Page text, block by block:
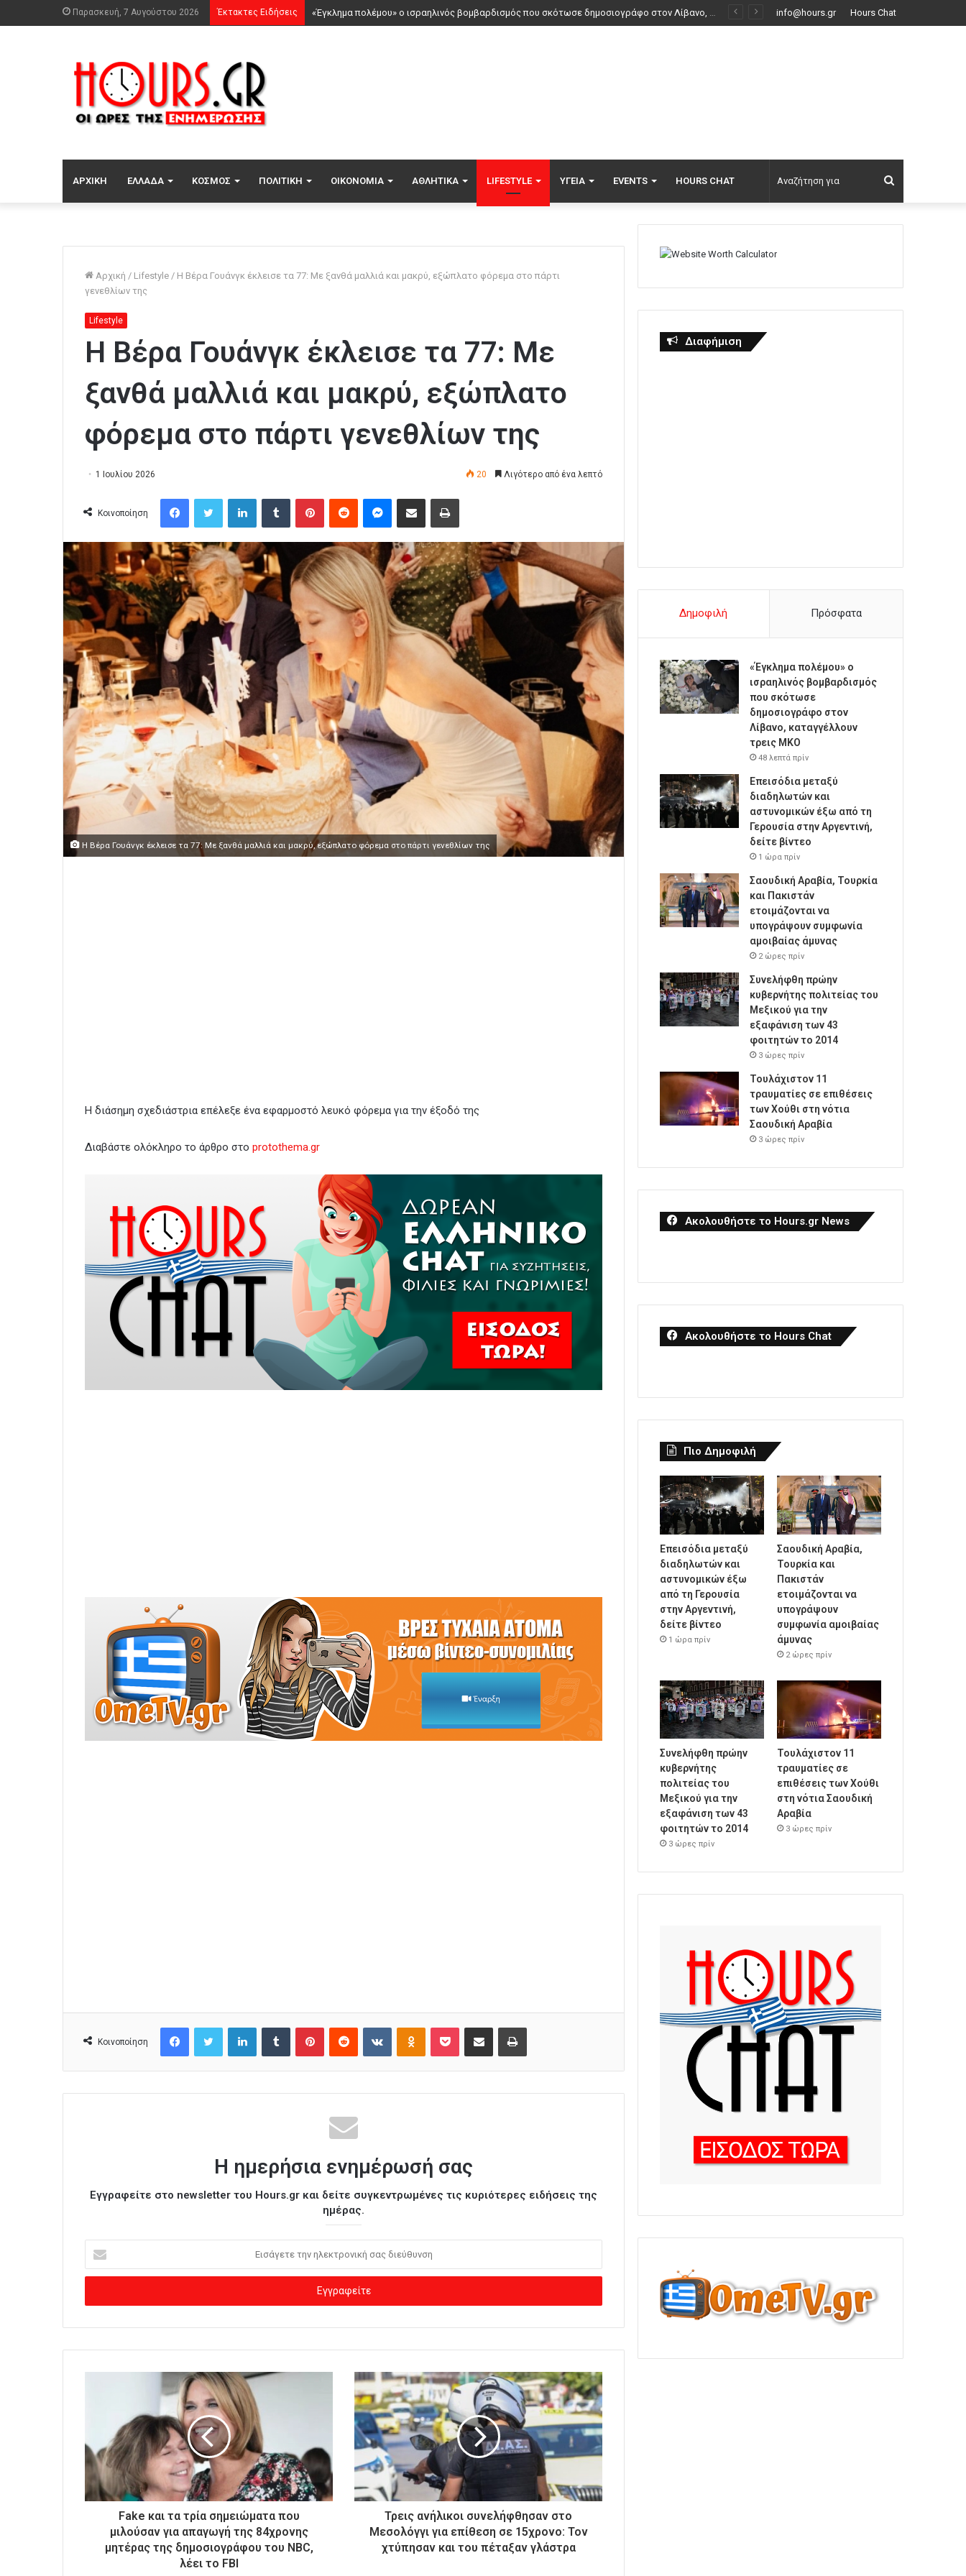
Παρασκευή, 7 Αυγούστου 2026 Έκτακτες Ειδήσεις Επεισόδια μεταξύ διαδηλωτών και αστυνομικών έξω από τη Γερουσία στην Αργεντινή, δείτε βίντεο info@hours.gr Hours Chat
ΑΡΧΙΚΉ ΕΛΛΆΔΑ ΚΌΣΜΟΣ ΠΟΛΙΤΙΚΉ ΟΙΚΟΝΟΜΊΑ ΑΘΛΗΤΙΚΆ LIFESTYLE ΥΓΕΊΑ EVENTS HOURS CHAT
για
Αρχική / Lifestyle / Η Βέρα Γουάνγκ έκλεισε τα 77: Με ξανθά μαλλιά και μακρύ, εξώπλατο φόρεμα στο πάρτι
γενεθλίων της
Lifestyle
Η Βέρα Γουάνγκ έκλεισε τα 77: Με
ξανθά μαλλιά και μακρύ, εξώπλατο
φόρεμα στο πάρτι γενεθλίων της
1 Ιουλίου 2026 20 Λιγότερο από ένα λεπτό
Κοινοποίηση
Η Βέρα Γουάνγκ έκλεισε τα 77: Με ξανθά μαλλιά και μακρύ, εξώπλατο φόρεμα στο πάρτι γενεθλίων της
Η διάσημη σχεδιάστρια επέλεξε ένα εφαρμοστό λευκό φόρεμα για την έξοδό της
Διαβάστε ολόκληρο το άρθρο στο protothema.gr
Κοινοποίηση
Η ημερήσια ενημέρωσή σας
Εγγραφείτε στο newsletter του Hours.gr και δείτε συγκεντρωμένες τις κυριότερες ειδήσεις της
ημέρας.
σ
γ
ε
ε
κ
ρ
ο
Fake και τα τρία σημειώματα που
μιλούσαν για απαγωγή της 84χρονης
μητέρας της δημοσιογράφου του NBC,
λέει το FBI
Τρεις ανήλικοι συνελήφθησαν στο
Μεσολόγγι για επίθεση σε 15χρονο: Τον
χτύπησαν και του πέταξαν γλάστρα
Διαφήμιση
Δημοφιλή Πρόσφατα
«Έγκλημα πολέμου» ο
ισραηλινός βομβαρδισμός
που σκότωσε
δημοσιογράφο στον
Λίβανο, καταγγέλλουν
τρεις ΜΚΟ
48 λεπτά πρίν
Επεισόδια μεταξύ
διαδηλωτών και
αστυνομικών έξω από τη
Γερουσία στην Αργεντινή,
δείτε βίντεο
1 ώρα πρίν
Σαουδική Αραβία, Τουρκία
και Πακιστάν
ετοιμάζονται να
υπογράψουν συμφωνία
αμοιβαίας άμυνας
2 ώρες πρίν
Συνελήφθη πρώην
κυβερνήτης πολιτείας του
Μεξικού για την
εξαφάνιση των 43
φοιτητών το 2014
3 ώρες πρίν
Τουλάχιστον 11
τραυματίες σε επιθέσεις
των Χούθι στη νότια
Σαουδική Αραβία
3 ώρες πρίν
Ακολουθήστε το Hours.gr News
Ακολουθήστε το Hours Chat
Πιο Δημοφιλή
Επεισόδια μεταξύ
διαδηλωτών και
αστυνομικών έξω
από τη Γερουσία
στην Αργεντινή,
δείτε βίντεο
1 ώρα πρίν
Σαουδική Αραβία,
Τουρκία και
Πακιστάν
ετοιμάζονται να
υπογράψουν
συμφωνία αμοιβαίας
άμυνας
2 ώρες πρίν
Συνελήφθη πρώην
κυβερνήτης
πολιτείας του
Μεξικού για την
εξαφάνιση των 43
φοιτητών το 2014
3 ώρες πρίν
Τουλάχιστον 11
τραυματίες σε
επιθέσεις των Χούθι
στη νότια Σαουδική
Αραβία
3 ώρες πρίν